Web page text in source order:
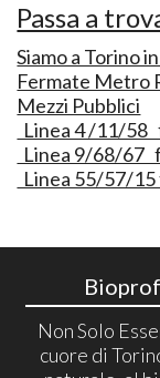
Passa a
Siamo a Torino
Fermate Metro
Mezzi Pubblici
Linea 4 /11/58
Linea 9/68/67
Linea 55/57/
Non Solo
cuore di